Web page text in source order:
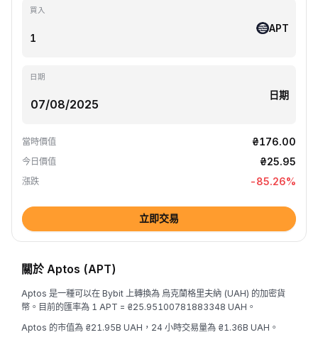
買入
APT
日期
日期
當時價值 ₴176.00
今日價值 ₴25.95
漲跌 -85.26%
立即交易
關於 Aptos (APT)
Aptos 是一種可以在 Bybit 上轉換為 烏克蘭格里夫納 (UAH) 的加密貨
幣。目前的匯率為 1 APT = ₴25.95100781883348 UAH。
Aptos 的市值為 ₴21.95B UAH，24 小時交易量為 ₴1.36B UAH。